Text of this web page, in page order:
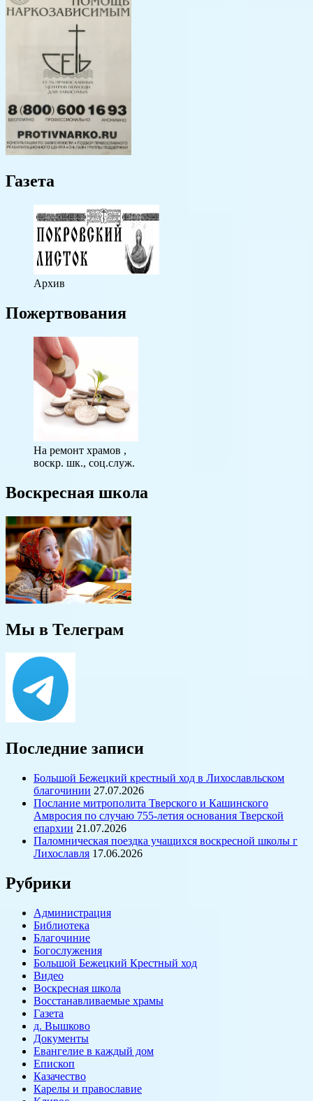
Газета
Архив
Пожертвования
На ремонт храмов ,
воскр. шк., соц.служ.
Воскресная школа
Мы в Телеграм
Последние записи
Большой Бежецкий крестный ход в Лихославльском
благочинии 27.07.2026
Послание митрополита Тверского и Кашинского
Амвросия по случаю 755-летия основания Тверской
епархии 21.07.2026
Паломническая поездка учащихся воскресной школы г
Лихославля 17.06.2026
Рубрики
Администрация
Библиотека
Благочиние
Богослужения
Большой Бежецкий Крестный ход
Видео
Воскресная школа
Восстанавливаемые храмы
Газета
д. Вышково
Документы
Евангелие в каждый дом
Епископ
Казачество
Карелы и православие